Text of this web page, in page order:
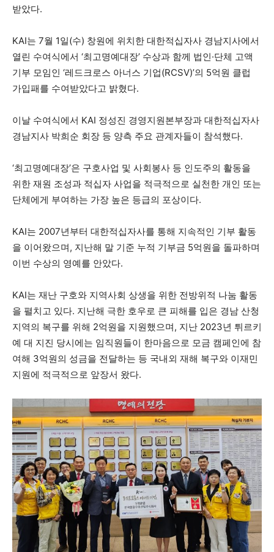
받았다.
KAI는 7월 1일(수) 창원에 위치한 대한적십자사 경남지사에서
열린 수여식에서 ‘최고명예대장’ 수상과 함께 법인·단체 고액
기부 모임인 ‘레드크로스 아너스 기업(RCSV)’의 5억원 클럽
가입패를 수여받았다고 밝혔다.
이날 수여식에서 KAI 정성진 경영지원본부장과 대한적십자사
경남지사 박희순 회장 등 양측 주요 관계자들이 참석했다.
‘최고명예대장’은 구호사업 및 사회봉사 등 인도주의 활동을
위한 재원 조성과 적십자 사업을 적극적으로 실천한 개인 또는
단체에게 부여하는 가장 높은 등급의 포상이다.
KAI는 2007년부터 대한적십자사를 통해 지속적인 기부 활동
을 이어왔으며, 지난해 말 기준 누적 기부금 5억원을 돌파하며
이번 수상의 영예를 안았다.
KAI는 재난 구호와 지역사회 상생을 위한 전방위적 나눔 활동
을 펼치고 있다. 지난해 극한 호우로 큰 피해를 입은 경남 산청
지역의 복구를 위해 2억원을 지원했으며, 지난 2023년 튀르키
예 대 지진 당시에는 임직원들이 한마음으로 모금 캠페인에 참
여해 3억원의 성금을 전달하는 등 국내외 재해 복구와 이재민
지원에 적극적으로 앞장서 왔다.